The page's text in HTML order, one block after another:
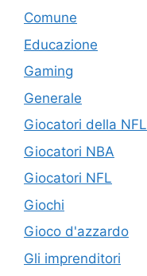
Comune
Educazione
Gaming
Generale
Giocatori della NFL
Giocatori NBA
Giocatori NFL
Giochi
Gioco d'azzardo
Gli imprenditori